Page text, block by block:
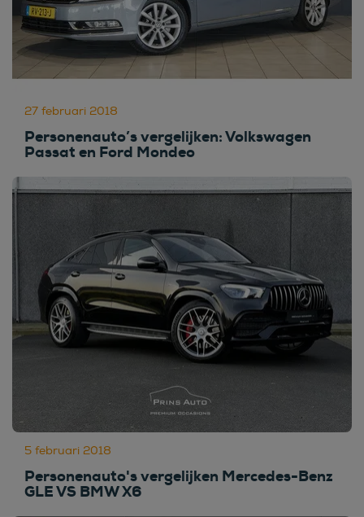
27 februari 2018
Personenauto’s vergelijken: Volkswagen
Passat en Ford Mondeo
5 februari 2018
Personenauto's vergelijken Mercedes-Benz
GLE VS BMW X6